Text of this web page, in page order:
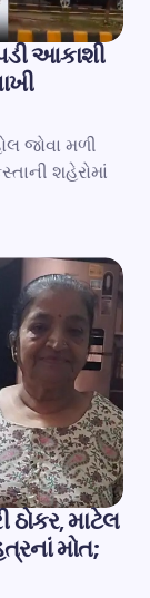
આકાશી
જોવા મળી
શહેરોમાં
ઠોકર, માટેલ
મોત;